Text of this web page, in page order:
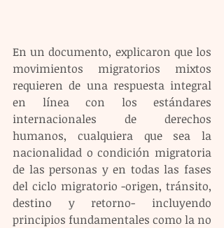
En un documento, explicaron que los
movimientos migratorios mixtos
requieren de una respuesta integral
en línea con los estándares
internacionales de derechos
humanos, cualquiera que sea la
nacionalidad o condición migratoria
de las personas y en todas las fases
del ciclo migratorio -origen, tránsito,
destino y retorno- incluyendo
principios fundamentales como la no